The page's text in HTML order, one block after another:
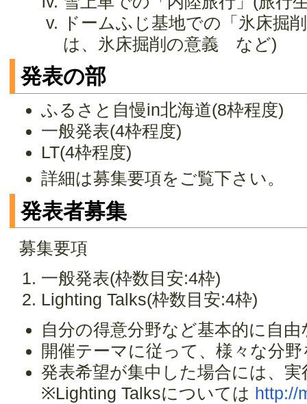
ドームふじ基地での「氷床掘
は、氷床掘削の意義 など)
発表の部
ふるさと自慢in北海道(8枠程度)
一般発表(4枠程度)
LT(4枠程度)
詳細は募集要項をご覧下さい。
発表者募集
募集要項
一般発表(枠数目安:4枠)
Lighting Talks(枠数目安:4枠)
自分の得意分野など基本的に自由
開催テーマに従って、様々な分
発表希望が集中した場合には、
※Lighting Talksについては http://